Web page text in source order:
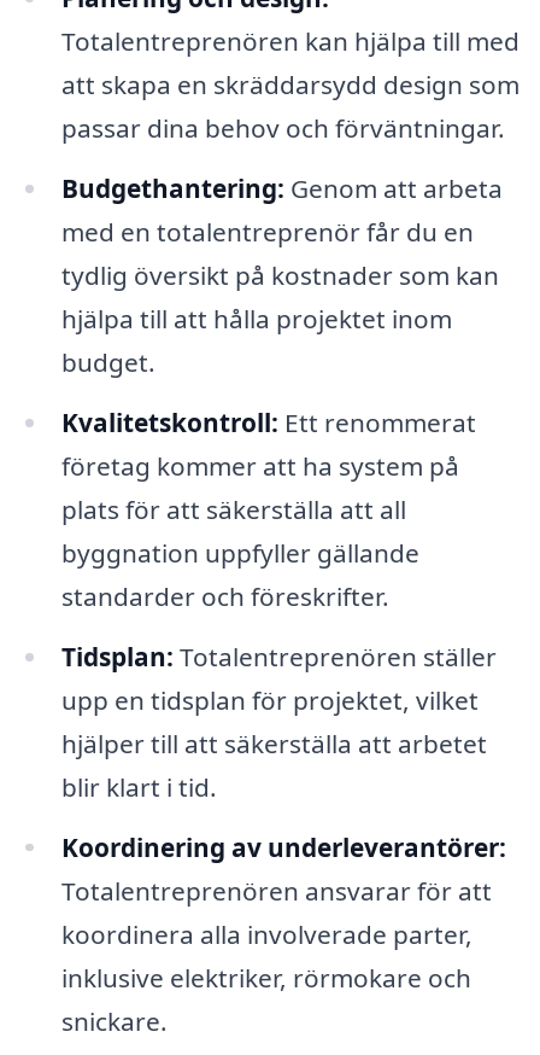
Totalentreprenören kan hjälpa till med
att skapa en skräddarsydd design som
passar dina behov och förväntningar.
Budgethantering: Genom att arbeta
med en totalentreprenör får du en
tydlig översikt på kostnader som kan
hjälpa till att hålla projektet inom
budget.
Kvalitetskontroll: Ett renommerat
företag kommer att ha system på
plats för att säkerställa att all
byggnation uppfyller gällande
standarder och föreskrifter.
Tidsplan: Totalentreprenören ställer
upp en tidsplan för projektet, vilket
hjälper till att säkerställa att arbetet
blir klart i tid.
Koordinering av underleverantörer:
Totalentreprenören ansvarar för att
koordinera alla involverade parter,
inklusive elektriker, rörmokare och
snickare.